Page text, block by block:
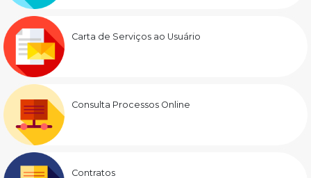
Carta de Serviços ao Usuário
Consulta Processos Online
Contratos